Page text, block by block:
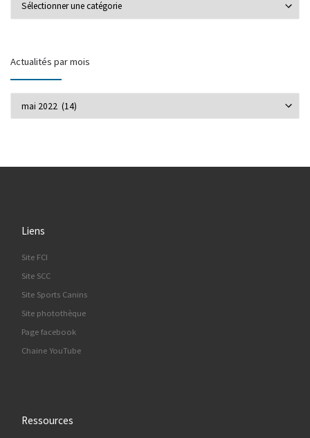
Actualités par mois
Liens
Site FCI
Site SCC
Site Sports Canins
Site photothèque
Page facebook
Chaine YouTube
Ressources